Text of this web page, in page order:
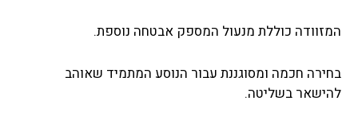
המזוודה כוללת מנעול המספק אבטחה נוספת.
בחירה חכמה ומסוגננת עבור הנוסע המתמיד שאוהב
להישאר בשליטה.